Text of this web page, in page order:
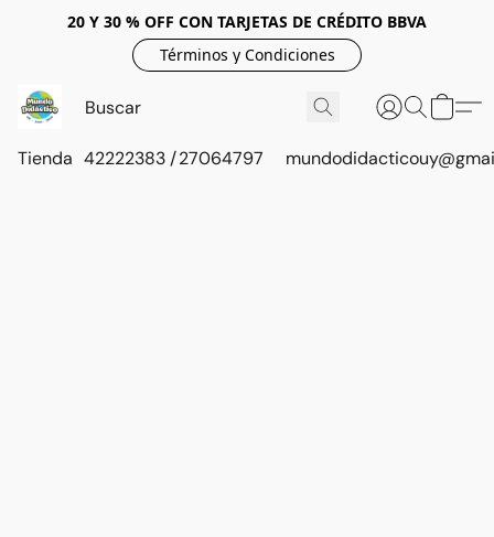
20 Y 30 % OFF CON TARJETAS DE CRÉDITO BBVA
Términos y Condiciones
Tienda 42222383 / 27064797